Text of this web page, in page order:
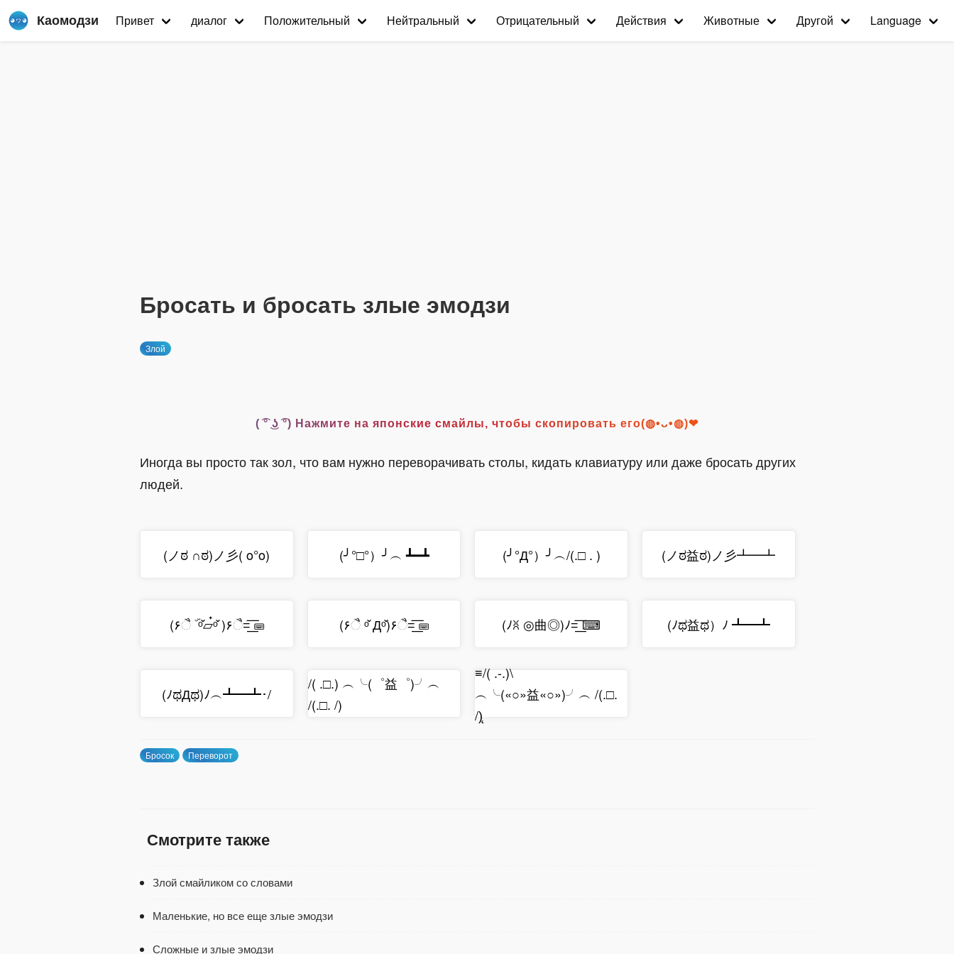
Каомодзи Привет диалог Положительный Нейтральный Отрицательный Действия Животные Другой Language
Бросать и бросать злые эмодзи
Злой
( ͡° ͜ʖ ͡°) Нажмите на японские смайлы, чтобы скопировать его(◍•ᴗ•◍)❤
Иногда вы просто так зол, что вам нужно переворачивать столы, кидать клавиатуру или даже бросать других
людей.
(ノಠ ∩ಠ)ノ彡( o°o) (╯°□°）╯︵ ┻━┻ (╯°Д°）╯︵/(.□ . ) (ノಠ益ಠ)ノ彡┻━┻
(۶ૈ ۜ ᵒ̌▱๋ᵒ̌ )۶ૈ=͟͟͞͞ ⌨ (۶ૈ ᵒ̌ Дᵒ̌)۶ૈ=͟͟͞͞ ⌨ (ﾉꐦ ◎曲◎)ﾉ=͟͟͞͞ ⌨ ‎(ﾉಥ益ಥ）ﾉ ┻━┻
(ﾉಥДಥ)ﾉ︵┻━┻･/
/( .□.) ︵╰(゜益゜)╯︵
/(.□. /)
≡/( .-.)\
︵╰(«○»益«○»)╯︵ /(.□.
/)̨
Бросок Переворот
Смотрите также
Злой смайликом со словами
Маленькие, но все еще злые эмодзи
Сложные и злые эмодзи